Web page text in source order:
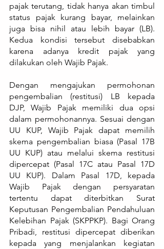
pajak terutang, tidak hanya akan timbul
status pajak kurang bayar, melainkan
juga bisa nihil atau lebih bayar (LB).
Kedua kondisi tersebut disebabkan
karena adanya kredit pajak yang
dilakukan oleh Wajib Pajak.
Dengan mengajukan permohonan
pengembalian (restitusi) LB kepada
DJP, Wajib Pajak memiliki dua opsi
dalam permohonannya. Sesuai dengan
UU KUP, Wajib Pajak dapat memilih
skema pengembalian biasa (Pasal 17B
UU KUP) atau melalui skema restitusi
dipercepat (Pasal 17C atau Pasal 17D
UU KUP). Dalam Pasal 17D, kepada
Wajib Pajak dengan persyaratan
tertentu dapat diterbitkan Surat
Keputusan Pengembalian Pendahuluan
Kelebihan Pajak (SKPPKP). Bagi Orang
Pribadi, restitusi dipercepat diberikan
kepada yang menjalankan kegiatan